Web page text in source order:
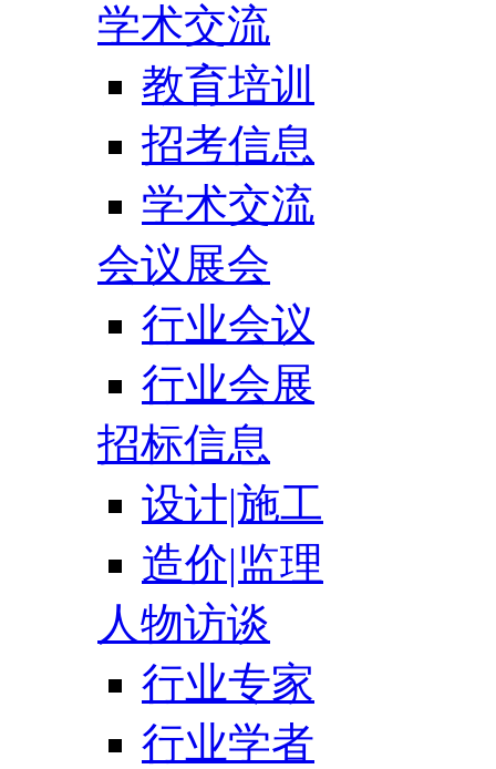
学术交流
教育培训
招考信息
学术交流
会议展会
行业会议
行业会展
招标信息
设计|施工
造价|监理
人物访谈
行业专家
行业学者